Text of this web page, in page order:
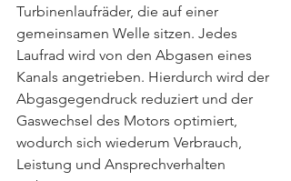
Turbinenlaufräder, die auf einer
gemeinsamen Welle sitzen. Jedes
Laufrad wird von den Abgasen eines
Kanals angetrieben. Hierdurch wird der
Abgasgegendruck reduziert und der
Gaswechsel des Motors optimiert,
wodurch sich wiederum Verbrauch,
Leistung und Ansprechverhalten